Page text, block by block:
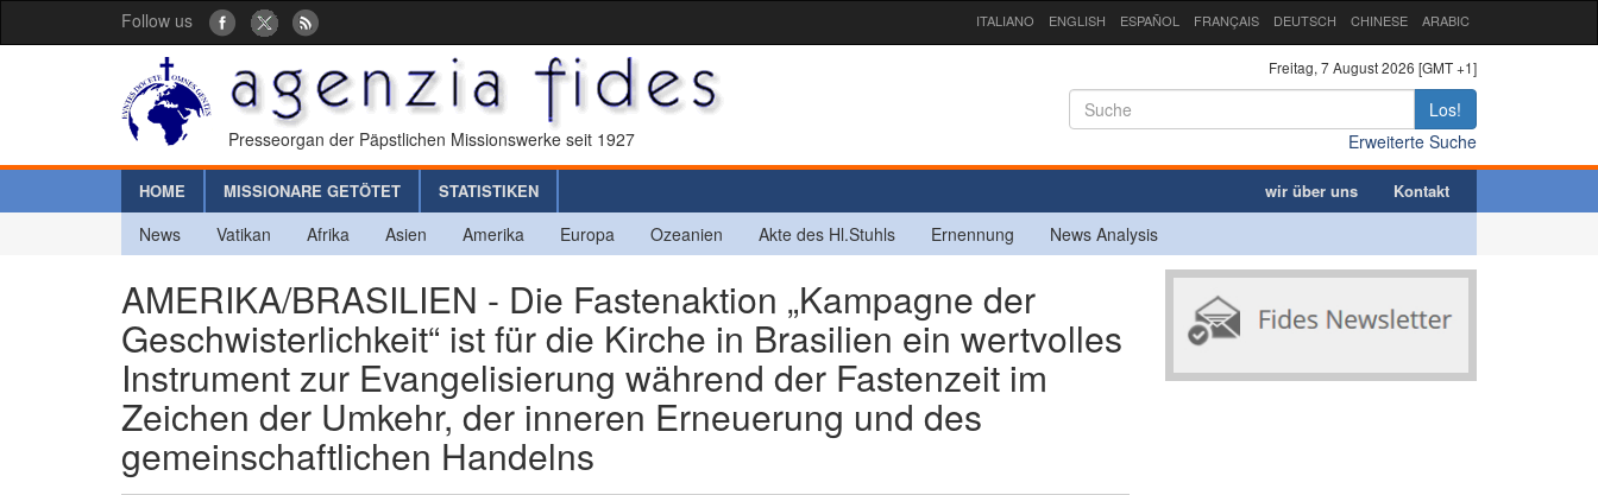
Follow us ITALIANO ENGLISH ESPAÑOL FRANÇAIS DEUTSCH CHINESE ARABIC
Presseorgan der Päpstlichen Missionswerke seit 1927
Freitag, 7 August 2026 [GMT +1]
Los!
Erweiterte Suche
HOME MISSIONARE GETÖTET STATISTIKEN wir über uns Kontakt
News Vatikan Afrika Asien Amerika Europa Ozeanien Akte des Hl.Stuhls Ernennung News Analysis
AMERIKA/BRASILIEN - Die Fastenaktion „Kampagne der
Geschwisterlichkeit“ ist für die Kirche in Brasilien ein wertvolles
Instrument zur Evangelisierung während der Fastenzeit im
Zeichen der Umkehr, der inneren Erneuerung und des
gemeinschaftlichen Handelns